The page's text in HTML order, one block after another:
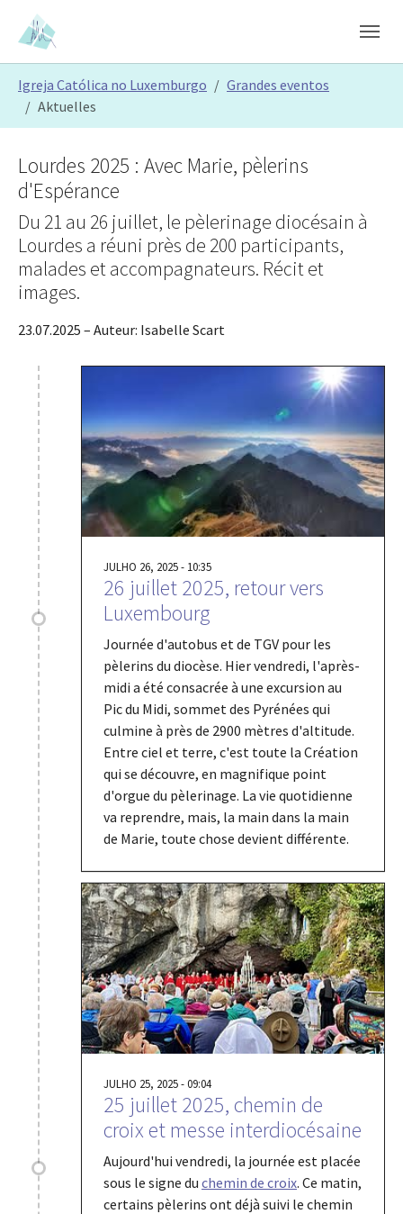
Skip to main content
Skip to page footer
Igreja Católica no Luxemburgo
Grandes eventos
Aktuelles
JULHO 26, 2025 - 10:35
26 juillet 2025, retour vers
Luxembourg
Journée d'autobus et de TGV pour les
pèlerins du diocèse. Hier vendredi, l'après-
midi a été consacrée à une excursion au
Pic du Midi, sommet des Pyrénées qui
culmine à près de 2900 mètres d'altitude.
Entre ciel et terre, c'est toute la Création
qui se découvre, en magnifique point
d'orgue du pèlerinage. La vie quotidienne
va reprendre, mais, la main dans la main
de Marie, toute chose devient différente.
JULHO 25, 2025 - 09:04
25 juillet 2025, chemin de
croix et messe interdiocésaine
Aujourd'hui vendredi, la journée est placée
sous le signe du chemin de croix. Ce matin,
certains pèlerins ont déjà suivi le chemin
Lourdes 2025 : Avec Marie, pèlerins
d'Espérance
Du 21 au 26 juillet, le pèlerinage diocésain à
Lourdes a réuni près de 200 participants,
malades et accompagnateurs. Récit et
images.
23.07.2025 – Auteur: Isabelle Scart